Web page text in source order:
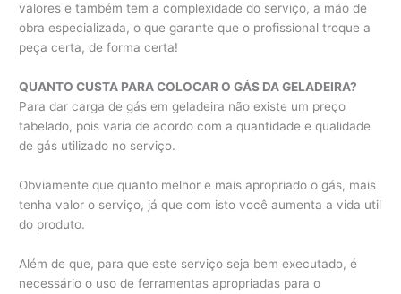
valores e também tem a complexidade do serviço, a mão de
obra especializada, o que garante que o profissional troque a
peça certa, de forma certa!
QUANTO CUSTA PARA COLOCAR O GÁS DA GELADEIRA?
Para dar carga de gás em geladeira não existe um preço
tabelado, pois varia de acordo com a quantidade e qualidade
de gás utilizado no serviço.
Obviamente que quanto melhor e mais apropriado o gás, mais
tenha valor o serviço, já que com isto você aumenta a vida util
do produto.
Além de que, para que este serviço seja bem executado, é
necessário o uso de ferramentas apropriadas para o